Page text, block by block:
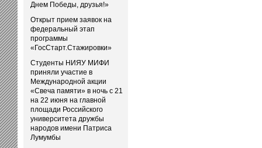
Днем Победы, друзья!»
Открыт прием заявок на
федеральный этап
программы
«ГосСтарт.Стажировки»
Студенты НИЯУ МИФИ
приняли участие в
Международной акции
«Свеча памяти» в ночь с 21
на 22 июня на главной
площади Российского
университета дружбы
народов имени Патриса
Лумумбы